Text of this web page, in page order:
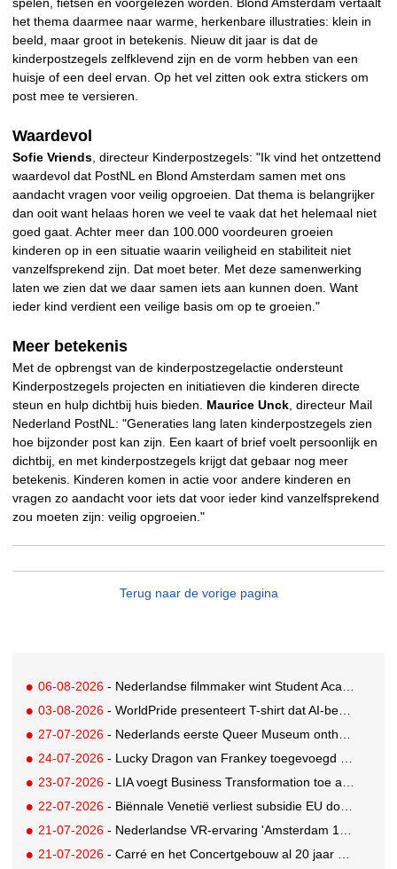
het thema daarmee naar warme, herkenbare illustraties: klein in
beeld, maar groot in betekenis. Nieuw dit jaar is dat de
kinderpostzegels zelfklevend zijn en de vorm hebben van een
huisje of een deel ervan. Op het vel zitten ook extra stickers om
post mee te versieren.
Waardevol
Sofie Vriends , directeur Kinderpostzegels: "Ik vind het ontzettend
waardevol dat PostNL en Blond Amsterdam samen met ons
aandacht vragen voor veilig opgroeien. Dat thema is belangrijker
dan ooit want helaas horen we veel te vaak dat het helemaal niet
goed gaat. Achter meer dan 100.000 voordeuren groeien
kinderen op in een situatie waarin veiligheid en stabiliteit niet
vanzelfsprekend zijn. Dat moet beter. Met deze samenwerking
laten we zien dat we daar samen iets aan kunnen doen. Want
ieder kind verdient een veilige basis om op te groeien."
Meer betekenis
Met de opbrengst van de kinderpostzegelactie ondersteunt
Kinderpostzegels projecten en initiatieven die kinderen directe
steun en hulp dichtbij huis bieden. Maurice Unck , directeur Mail
Nederland PostNL: "Generaties lang laten kinderpostzegels zien
hoe bijzonder post kan zijn. Een kaart of brief voelt persoonlijk en
dichtbij, en met kinderpostzegels krijgt dat gebaar nog meer
betekenis. Kinderen komen in actie voor andere kinderen en
vragen zo aandacht voor iets dat voor ieder kind vanzelfsprekend
zou moeten zijn: veilig opgroeien."
Terug naar de vorige pagina
06-08-2026 - Nederlandse filmmaker wint Student Academy Award
03-08-2026 - WorldPride presenteert T-shirt dat AI-bewakingscamera's misleidt
27-07-2026 - Nederlands eerste Queer Museum onthult nieuwe visuele identiteit
24-07-2026 - Lucky Dragon van Frankey toegevoegd aan vaste opstelling STRAAT Museum
23-07-2026 - LIA voegt Business Transformation toe als prijzencategorie
22-07-2026 - Biënnale Venetië verliest subsidie EU door deelname Rusland
21-07-2026 - Nederlandse VR-ervaring 'Amsterdam 1652' geselecteerd voor filmfestival Venetië
21-07-2026 - Carré en het Concertgebouw al 20 jaar absolute favorieten van cultuurpubliek